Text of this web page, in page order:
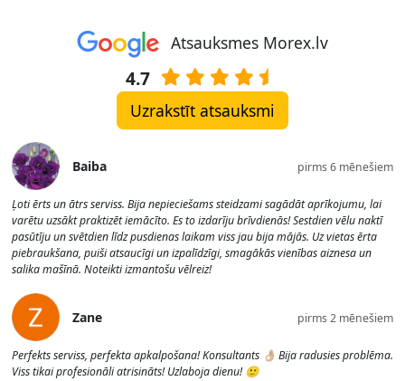
Atsauksmes Morex.lv
4.7
Uzrakstīt atsauksmi
Baiba pirms 6 mēnešiem
Ļoti ērts un ātrs serviss. Bija nepieciešams steidzami sagādāt aprīkojumu, lai
varētu uzsākt praktizēt iemācīto. Es to izdarīju brīvdienās! Sestdien vēlu naktī
pasūtīju un svētdien līdz pusdienas laikam viss jau bija mājās. Uz vietas ērta
piebraukšana, puiši atsaucīgi un izpalīdzīgi, smagākās vienības aiznesa un
salika mašīnā. Noteikti izmantošu vēlreiz!
Zane pirms 2 mēnešiem
Perfekts serviss, perfekta apkalpošana! Konsultants 👌🏼 Bija radusies problēma.
Viss tikai profesionāli atrisināts! Uzlaboja dienu! 🙂